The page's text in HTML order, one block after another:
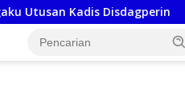
Disdagperin Jaga